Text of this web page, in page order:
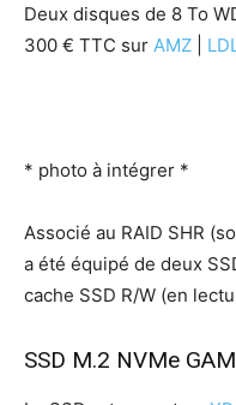
Deux disques de 8 To
300 € TTC sur AMZ
* photo à intégrer *
Associé au RAID SHR
a été équipé de deux
cache SSD R/W (en
SSD M.2 NVMe